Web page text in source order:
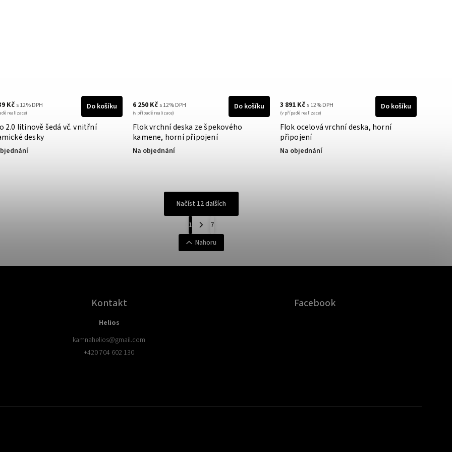
2.0 litinově šedá vč. vnitřní
desky
Kč s 12% DPH
realizace)
Do košíku
Flok vrchní deska ze špekového
kamene, horní připojení
Na objednání
6 250 Kč s 12% DPH
(v případě realizace)
Do košíku
Flok ocelová vrchní deska, horní
připojení
Na objednání
3 891 Kč s 12% DPH
(v případě realizace)
Do košíku
Načíst 12 dalších
1
7
Nahoru
Kontakt
Helios
kamnahelios@gmail.com
+420 704 602 130
Facebook